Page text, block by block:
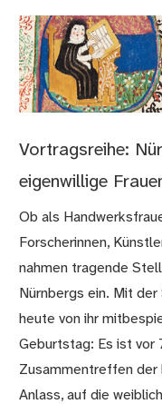
Vortragsreihe:
eigenwillige
Ob als
Forscherinnen,
nahmen tragende
Nürnbergs ein. Mit
heute von ihr
Geburtstag: Es ist vor
Zusammentreffen der
Anlass, auf die